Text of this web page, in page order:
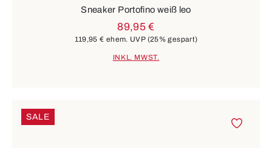
Sneaker Portofino weiß leo
89,95 €
119,95 € ehem. UVP (25% gespart)
INKL. MWST.
SALE